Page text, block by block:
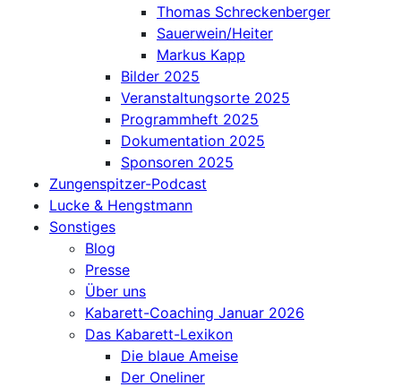
Thomas Schreckenberger
Sauerwein/Heiter
Markus Kapp
Bilder 2025
Veranstaltungsorte 2025
Programmheft 2025
Dokumentation 2025
Sponsoren 2025
Zungenspitzer-Podcast
Lucke & Hengstmann
Sonstiges
Blog
Presse
Über uns
Kabarett-Coaching Januar 2026
Das Kabarett-Lexikon
Die blaue Ameise
Der Oneliner